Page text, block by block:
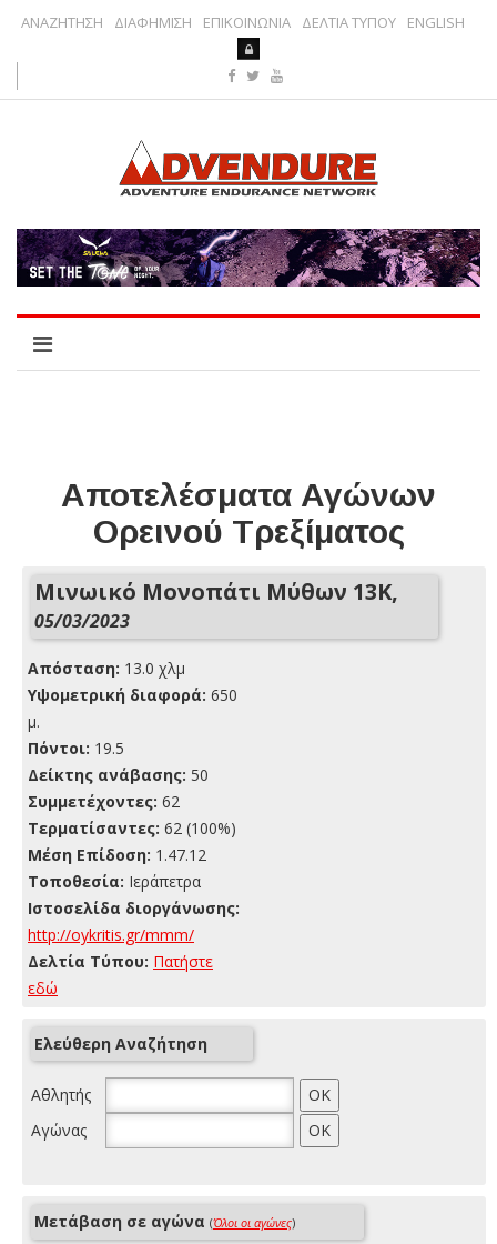
ΑΝΑΖΗΤΗΣΗ ΔΙΑΦΗΜΙΣΗ ΕΠΙΚΟΙΝΩΝΙΑ ΔΕΛΤΙΑ ΤΥΠΟΥ ENGLISH
Αποτελέσματα Αγώνων
Ορεινού Τρεξίματος
Μινωικό Μονοπάτι Μύθων 13Κ,
05/03/2023
Απόσταση: 13.0 χλμ
Yψομετρική διαφορά: 650
μ.
Πόντοι: 19.5
Δείκτης ανάβασης: 50
Συμμετέχοντες: 62
Τερματίσαντες: 62 (100%)
Μέση Επίδοση: 1.47.12
Τοποθεσία: Ιεράπετρα
Ιστοσελίδα διοργάνωσης:
http://oykritis.gr/mmm/
Δελτία Τύπου: Πατήστε
εδώ
Ελεύθερη Αναζήτηση
Αθλητής
Αγώνας
Μετάβαση σε αγώνα (Όλοι οι αγώνες)